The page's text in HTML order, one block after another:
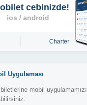
Charter
cebinizde!
ios / android
Uygulaması
mobil uygulamamızı